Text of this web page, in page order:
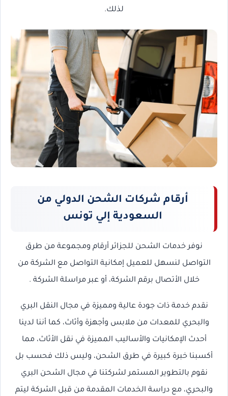
لذلك.
أرقام شركات الشحن الدولي من
السعودية إلي تونس
نوفر خدمات الشحن للجزائر أرقام ومجموعة من طرق
التواصل لنسهل للعميل إمكانية التواصل مع الشركة من
خلال الأتصال برقم الشركة، أو عبر مراسلة الشركة .
نقدم خدمة ذات جودة عالية ومميزة في مجال النقل البري
والبحري للمعدات من ملابس وأجهزة وأثاث، كما أننا لدينا
أحدث الإمكانيات والأساليب المميزة في نقل الأثاث، مما
أكسبنا خبرة كبيرة في طرق الشحن، وليس ذلك فحسب بل
نقوم بالتطوير المستمر لشركتنا في مجال الشحن البري
والبحري، مع دراسة الخدمات المقدمة من قبل الشركة ليتم